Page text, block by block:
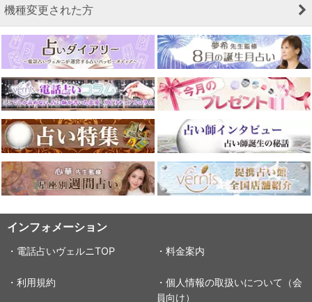
機種変更された方
インフォメーション
・電話占いヴェルニTOP ・料金案内
・利用規約
・個人情報の取扱いについて（会
員向け）